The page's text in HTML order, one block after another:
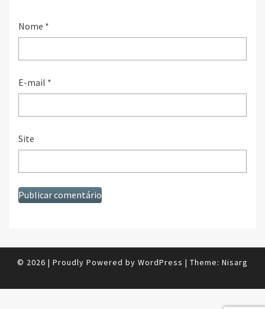
Nome *
E-mail *
Site
© 2026 | Proudly Powered by WordPress | Theme: Nisarg